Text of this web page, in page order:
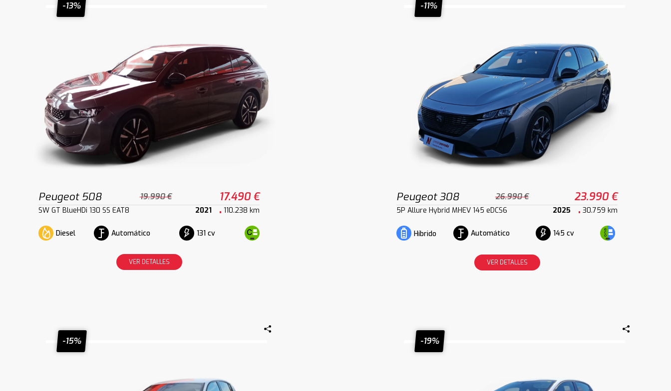
-13%
Peugeot 508 19.990 € 17.490 €
SW GT BlueHDi 130 SS EAT8 2021 110.238 km
Diesel Automático 131 cv
VER DETALLES
-11%
Peugeot 308 26.990 € 23.990 €
5P Allure Hybrid MHEV 145 eDCS6 2025 30.759 km
Híbrido Automático 145 cv
VER DETALLES
-15% -19%